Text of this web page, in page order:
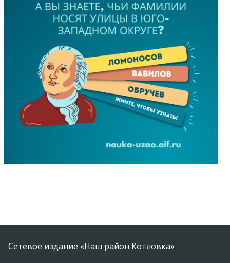
Сетевое издание «Наш район Котловка»